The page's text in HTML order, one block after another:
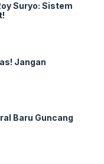
Suryo: Sistem
Jangan
Baru Guncang